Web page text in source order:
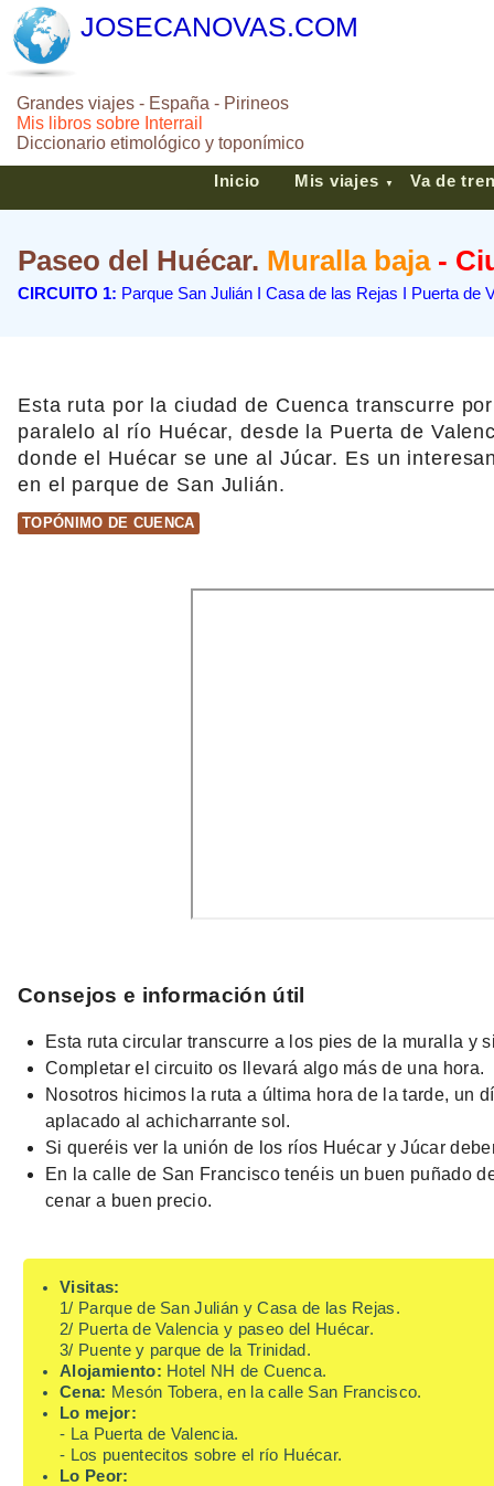
JOSECANOVAS.COM
Grandes viajes - España - Pirineos
Mis libros sobre Interrail
Diccionario etimológico y toponímico
Inicio Mis viajes ▼ Va de
Paseo del Huécar. Muralla baja -
CIRCUITO 1: Parque San Julián I Casa de las Rejas I Puerta de
Esta ruta por la ciudad de Cuenca transcurre
paralelo al río Huécar, desde la Puerta de
donde el Huécar se une al Júcar. Es un
en el parque de San Julián.
TOPÓNIMO DE CUENCA
Consejos e información útil
Esta ruta circular transcurre a los pies de la muralla y
Completar el circuito os llevará algo más de una hora.
Nosotros hicimos la ruta a última hora de la tarde, un
aplacado al achicharrante sol.
Si queréis ver la unión de los ríos Huécar y Júcar
En la calle de San Francisco tenéis un buen puñado
cenar a buen precio.
Visitas:
1/ Parque de San Julián y Casa de las Rejas.
2/ Puerta de Valencia y paseo del Huécar.
3/ Puente y parque de la Trinidad.
Alojamiento: Hotel NH de Cuenca.
Cena: Mesón Tobera, en la calle San Francisco.
Lo mejor:
- La Puerta de Valencia.
- Los puentecitos sobre el río Huécar.
Lo Peor: